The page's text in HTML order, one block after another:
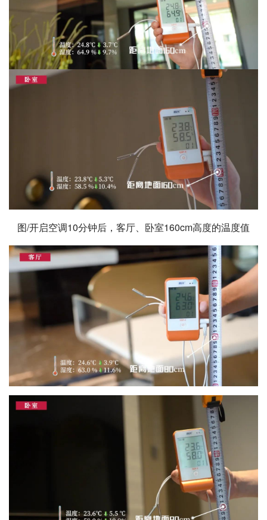
图/开启空调10分钟后，客厅、卧室160cm高度的温度值